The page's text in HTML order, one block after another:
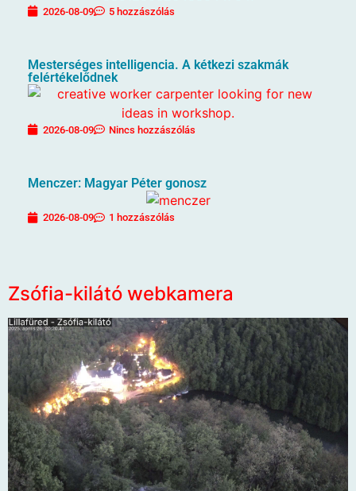
2026-08-09 5 hozzászólás
Mesterséges intelligencia. A kétkezi szakmák
felértékelődnek
2026-08-09 Nincs hozzászólás
Menczer: Magyar Péter gonosz
2026-08-09 1 hozzászólás
Zsófia-kilátó webkamera